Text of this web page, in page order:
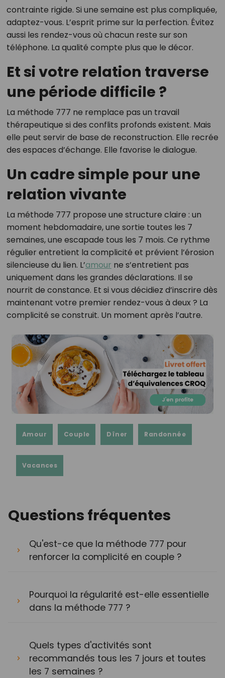
contrainte rigide. Si une semaine est plus compliquée,
adaptez-vous. L’esprit prime sur la perfection. Évitez
aussi les rendez-vous où chacun reste sur son
téléphone. La qualité compte plus que le décor.
Et si votre relation traverse
une période difficile ?
La méthode 777 ne remplace pas un travail
thérapeutique si des conflits profonds existent. Mais
elle peut servir de base de reconstruction. Elle recrée
des espaces d’échange. Elle favorise le dialogue.
Un cadre simple pour une
relation vivante
La méthode 777 propose une structure claire : un
moment hebdomadaire, une sortie toutes les 7
semaines, une escapade tous les 7 mois. Ce rythme
régulier entretient la complicité et prévient l’érosion
silencieuse du lien. L’amour ne s’entretient pas
uniquement dans les grandes déclarations. Il se
nourrit de constance. Et si vous décidiez d’inscrire dès
maintenant votre premier rendez-vous à deux ? La
complicité se construit. Un moment après l’autre.
Amour Couple Dîner Randonnée
Vacances
Questions fréquentes
Qu'est-ce que la méthode 777 pour
renforcer la complicité en couple ?
Pourquoi la régularité est-elle essentielle
dans la méthode 777 ?
Quels types d'activités sont
recommandés tous les 7 jours et toutes
les 7 semaines ?